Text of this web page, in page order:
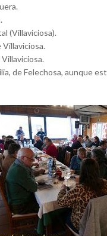
(Villaviciosa).
de Felechosa, aunque